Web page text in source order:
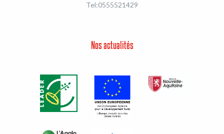
Tel:0555521429
Nos actualités